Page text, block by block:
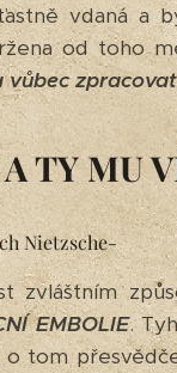
vdaná a
od toho
TY MU
Nietzsche-
zvláštním
EMBOLIE.
o tom